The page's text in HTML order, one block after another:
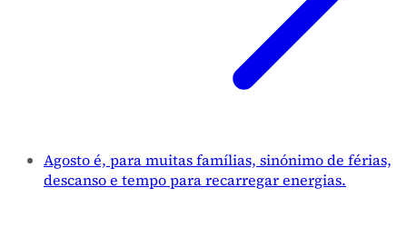
Agosto é, para muitas famílias, sinónimo de férias,
descanso e tempo para recarregar energias.